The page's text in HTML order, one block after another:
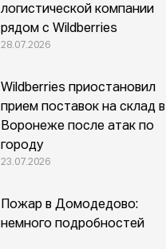
логистической компании
рядом с Wildberries
28.07.2026
Wildberries приостановил
прием поставок на склад в
Воронеже после атак по
городу
23.07.2026
Пожар в Домодедово:
немного подробностей